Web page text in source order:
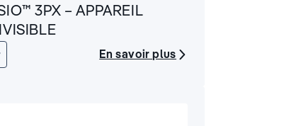
3PX – APPAREIL
En savoir plus